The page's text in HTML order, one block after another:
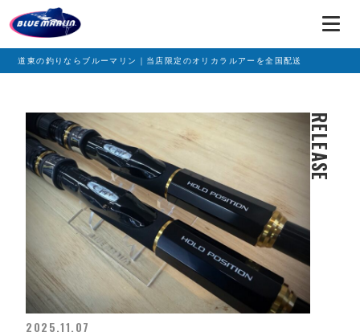
道東の釣りならブルーマリン｜当店限定のオリカラルアーを全国配送
RELEASE
2025.11.07